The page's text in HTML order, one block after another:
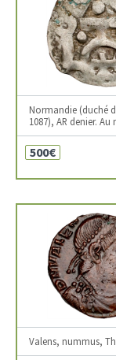
Normandie (duché
1087), AR denier.
500€
Valens, nummus,